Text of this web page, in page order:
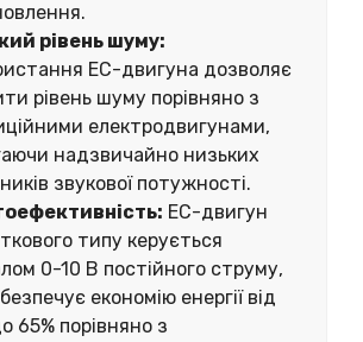
рівень шуму:
EC-двигуна дозволяє
рівень шуму порівняно з
електродвигунами,
надзвичайно низьких
звукової потужності.
EC-двигун
типу керується
0-10 В постійного струму,
економію енергії від
65% порівняно з